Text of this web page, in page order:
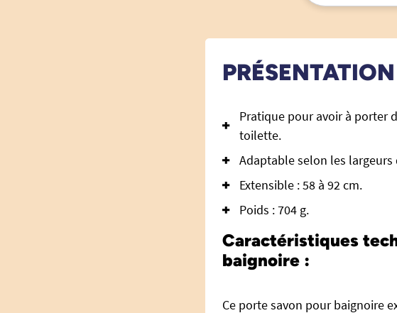
PRÉSENTATION
Pratique pour avoir à porter
toilette.
Adaptable selon les largeurs
Extensible : 58 à 92 cm.
Poids : 704 g.
Caractéristiques
baignoire :
Ce porte savon pour baignoire